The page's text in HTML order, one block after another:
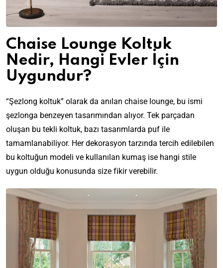
Chaise Lounge Koltuk
Nedir, Hangi Evler İçin
Uygundur?
“Şezlong koltuk” olarak da anılan chaise lounge, bu ismi
şezlonga benzeyen tasarımından alıyor. Tek parçadan
oluşan bu tekli koltuk, bazı tasarımlarda puf ile
tamamlanabiliyor. Her dekorasyon tarzında tercih edilebilen
bu koltuğun modeli ve kullanılan kumaş ise hangi stile
uygun olduğu konusunda size fikir verebilir.